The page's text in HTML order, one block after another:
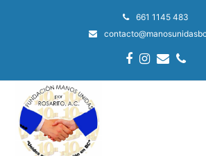
661 1145 483
Facebook
Instagram
Email